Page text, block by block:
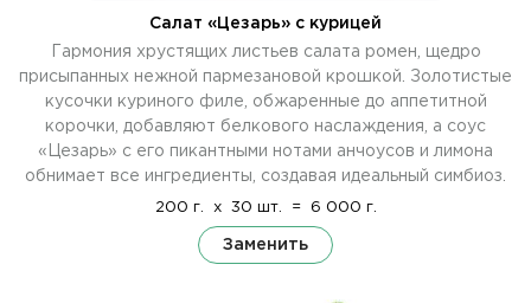
Салат «Цезарь» с курицей
Гармония хрустящих листьев салата ромен, щедро
присыпанных нежной пармезановой крошкой. Золотистые
кусочки куриного филе, обжаренные до аппетитной
корочки, добавляют белкового наслаждения, а соус
«Цезарь» с его пикантными нотами анчоусов и лимона
обнимает все ингредиенты, создавая идеальный симбиоз.
200 г. x 30 шт. = 6 000 г.
Заменить